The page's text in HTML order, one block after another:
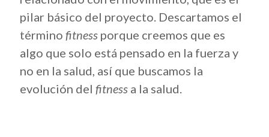
pilar básico del proyecto. Descartamos el
término fitness porque creemos que es
algo que solo está pensado en la fuerza y
no en la salud, así que buscamos la
evolución del fitness a la salud.